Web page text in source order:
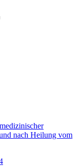
nach Heilung vom